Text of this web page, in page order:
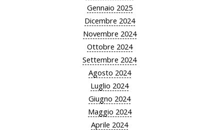
Gennaio 2025
Dicembre 2024
Novembre 2024
Ottobre 2024
Settembre 2024
Agosto 2024
Luglio 2024
Giugno 2024
Maggio 2024
Aprile 2024